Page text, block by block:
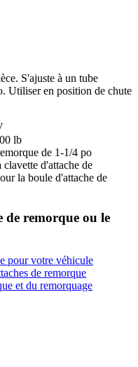
S'ajuste à un tube
Utiliser en position de chute
lb
de 1-1/4 po
d'attache de
la boule d'attache de
de remorque ou le
pour votre véhicule
de remorque
et du remorquage